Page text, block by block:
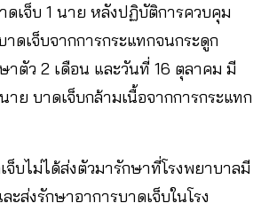
ดเจ็บ 1 นาย หลังปฏิบัติการควบคุม
ดเจ็บจากการกระแทกจนกระดูก
าตัว 2 เดือน และวันที่ 16 ตุลาคม มี
าย บาดเจ็บกล้ามเนื้อจากการกระแทก
บไม่ได้ส่งตัวมารักษาที่โรงพยาบาลมี
ส่งรักษาอาการบาดเจ็บในโรง